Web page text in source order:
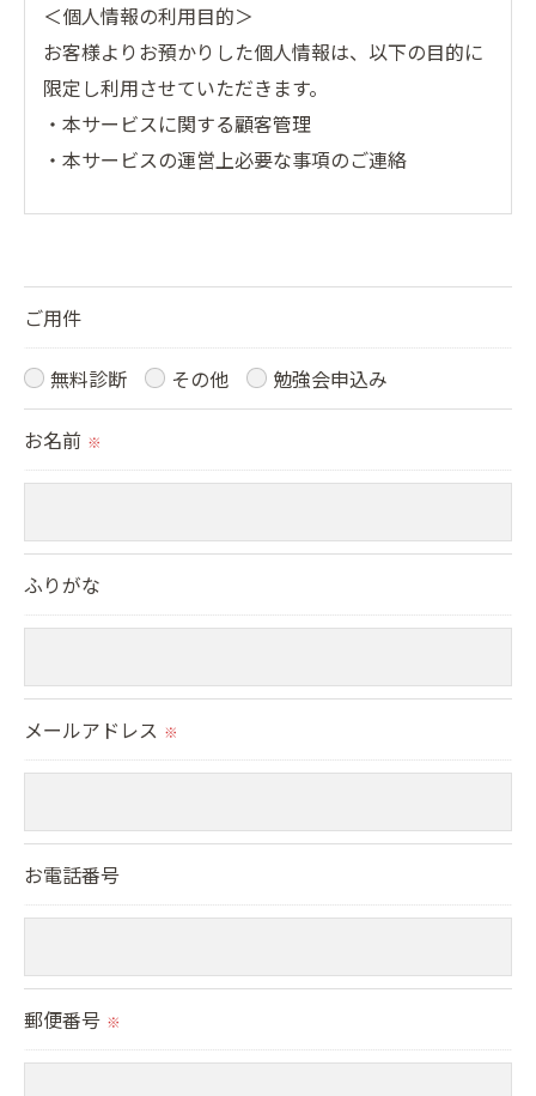
＜個人情報の利用目的＞
お客様よりお預かりした個人情報は、以下の目的に
限定し利用させていただきます。
・本サービスに関する顧客管理
・本サービスの運営上必要な事項のご連絡
られた場合を除き、
ません。
＜個人情報の委託について＞
当社では、利用目的の達成に必要な範囲において、
これらの委託先に対しては個人情報保護契約等の措
置をとり、適切な監督を行います。
当社では、個人情報の漏洩等がなされないよう、適
切に安全管理対策を実施します。
必要な情報を頂けない場合は、それに対応した当社
のサービスをご提供できない場合がございますので
予めご了承ください。
＜個人情報の開示･訂正・削除･利用停止の手続につ
いて＞
当社では、お客様の個人情報の開示･訂正･削除・利
ご用件
無料診断 その他 勉強会申込み
お名前 ※
ふりがな
メールアドレス ※
お電話番号
郵便番号 ※